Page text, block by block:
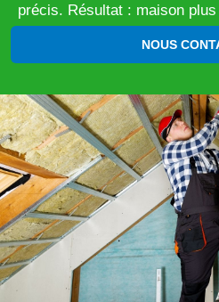
précis. Résultat : maison
NOUS